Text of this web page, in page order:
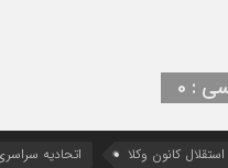
: 0
کانون وکلا اتحادیه